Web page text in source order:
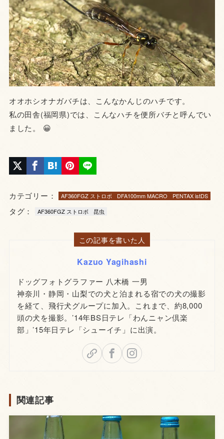
オオホシオナガバチは、こんなかんじのハチです。
私の田舎(福岡県)では、こんなハチを便所バチと呼んでい
ました。 😀
カテゴリー： AF360FGZ ストロボ DFA100mm MACRO PENTAX istDS
タグ： AF360FGZ ストロボ 昆虫
この記事を書いた人
Kazuo Yagihashi
ドッグフォトグラファー 八木橋 一男
神奈川・静岡・山梨での犬と泊まれる宿での犬の撮影
を経て、飛行犬グループに加入。これまで、約8,000
頭の犬を撮影。’14年BS日テレ「わんニャン倶楽
部」’15年日テレ「シューイチ」に出演。
関連記事